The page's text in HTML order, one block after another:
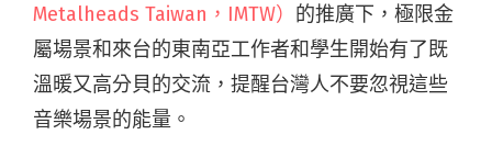
Metalheads Taiwan，IMTW） 的推廣下，極限金
屬場景和來台的東南亞工作者和學生開始有了既
溫暖又高分貝的交流， 提醒台灣人不要忽視這些
音樂場景的能量 。